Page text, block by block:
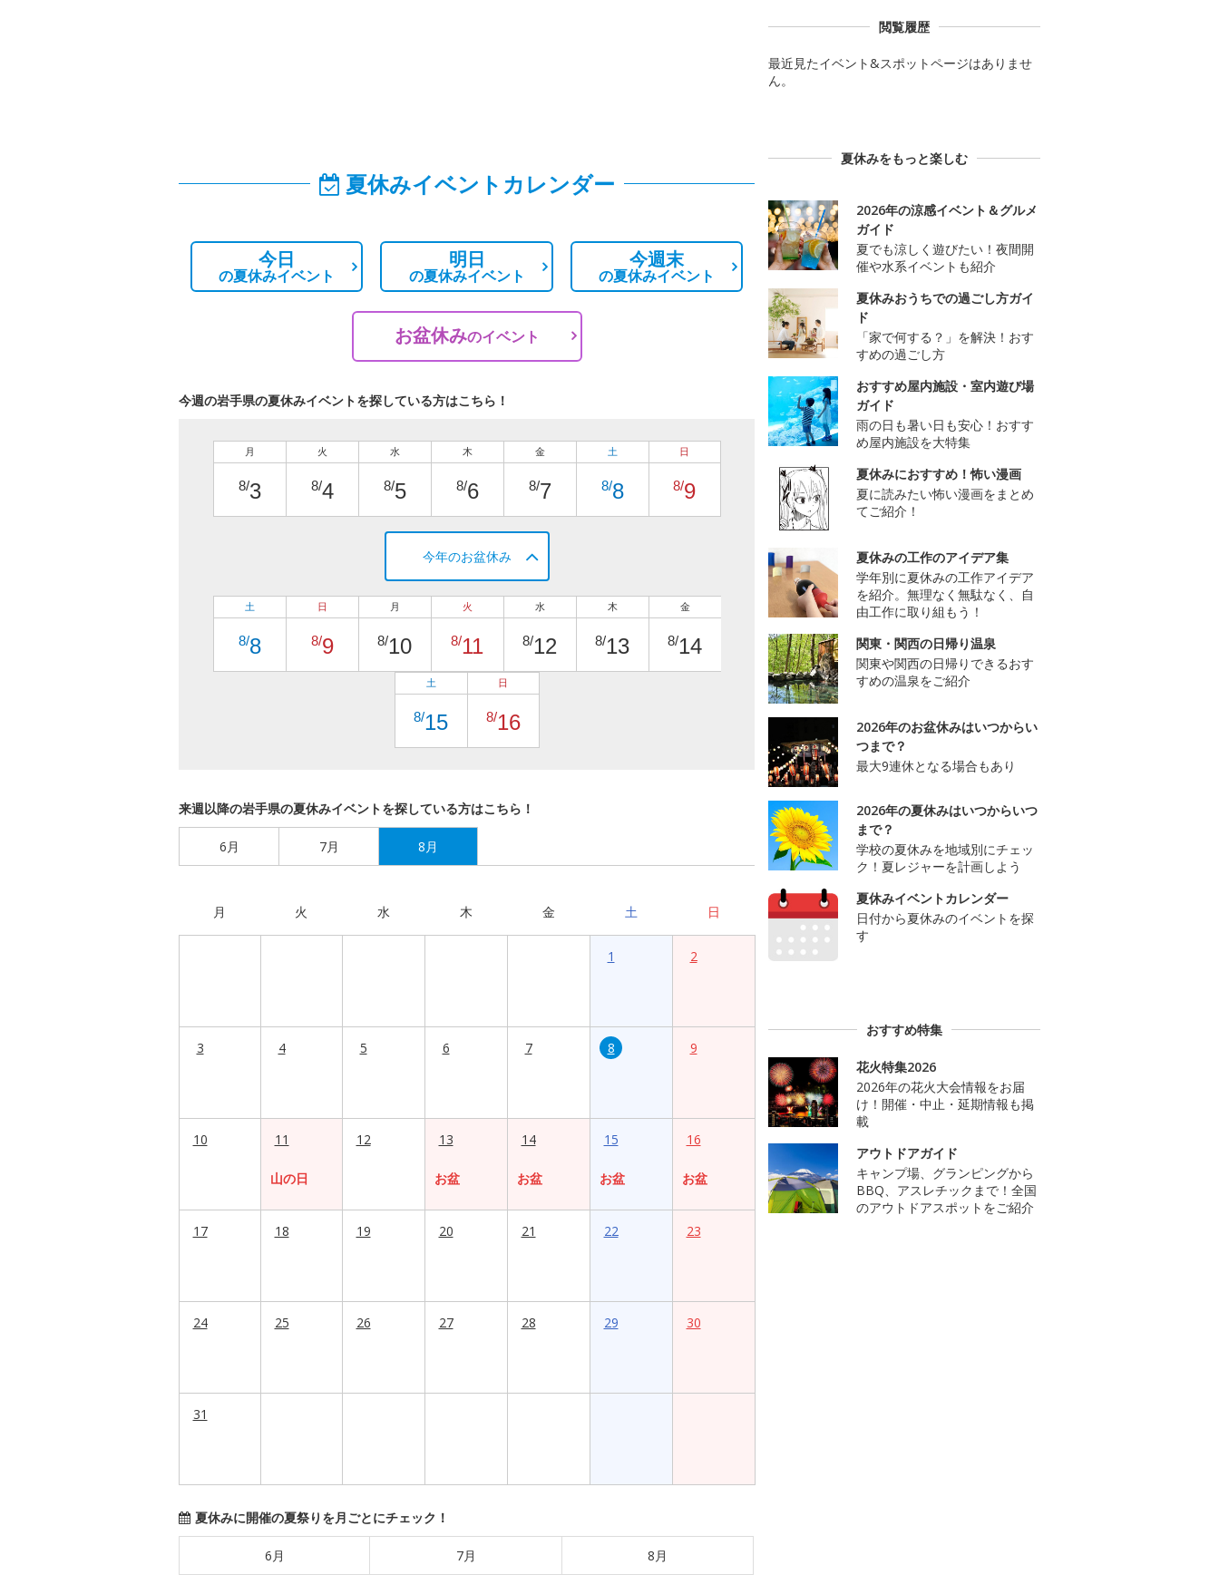
夏休みイベントカレンダー
今日
の夏休みイベント
明日
の夏休みイベント
今週末
の夏休みイベント
お盆休みのイベント
今週の岩手県の夏休みイベントを探している方はこちら！
月
8/3
火
8/4
水
8/5
木
8/6
金
8/7
土
8/8
日
8/9
今年のお盆休み
土
8/8
日
8/9
月
8/10
火
8/11
水
8/12
木
8/13
金
8/14
土
8/15
日
8/16
来週以降の岩手県の夏休みイベントを探している方はこちら！
6月 7月 8月
月 火 水 木 金 土 日
1 2
3 4 5 6 7 8 9
10 11
山の日
12 13
お盆
14
お盆
15
お盆
16
お盆
17 18 19 20 21 22 23
24 25 26 27 28 29 30
31
夏休みに開催の夏祭りを月ごとにチェック！
6月 7月 8月
閲覧履歴
最近見たイベント&スポットページはありませ
ん。
夏休みをもっと楽しむ
2026年の涼感イベント＆グルメ
ガイド
夏でも涼しく遊びたい！夜間開
催や水系イベントも紹介
夏休みおうちでの過ごし方ガイ
ド
「家で何する？」を解決！おす
すめの過ごし方
おすすめ屋内施設・室内遊び場
ガイド
雨の日も暑い日も安心！おすす
め屋内施設を大特集
夏休みにおすすめ！怖い漫画
夏に読みたい怖い漫画をまとめ
てご紹介！
夏休みの工作のアイデア集
学年別に夏休みの工作アイデア
を紹介。無理なく無駄なく、自
由工作に取り組もう！
関東・関西の日帰り温泉
関東や関西の日帰りできるおす
すめの温泉をご紹介
2026年のお盆休みはいつからい
つまで？
最大9連休となる場合もあり
2026年の夏休みはいつからいつ
まで？
学校の夏休みを地域別にチェッ
ク！夏レジャーを計画しよう
夏休みイベントカレンダー
日付から夏休みのイベントを探
す
おすすめ特集
花火特集2026
2026年の花火大会情報をお届
け！開催・中止・延期情報も掲
載
アウトドアガイド
キャンプ場、グランピングから
BBQ、アスレチックまで！全国
のアウトドアスポットをご紹介